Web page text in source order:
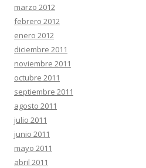
marzo 2012
febrero 2012
enero 2012
diciembre 2011
noviembre 2011
octubre 2011
septiembre 2011
agosto 2011
julio 2011
junio 2011
mayo 2011
abril 2011